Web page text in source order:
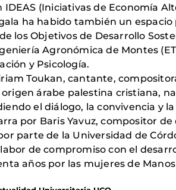
IDEAS (Iniciativas de Economía
ha habido también un
los Objetivos de Desarrollo
Agronómica de Montes
y Psicología.
Toukan, cantante,
árabe palestina cristiana,
el diálogo, la convivencia y
por Baris Yavuz, compositor
parte de la Universidad de
de compromiso con el
años por las mujeres de